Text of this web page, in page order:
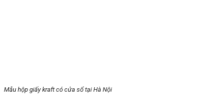
Mẫu hộp giấy kraft có cửa sổ tại Hà Nội